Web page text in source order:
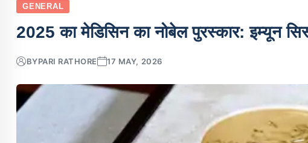
GENERAL
2025 का मेडिसिन का नोबेल पुरस्कार: इम्यून
BYPARI RATHORE 17 MAY, 2026